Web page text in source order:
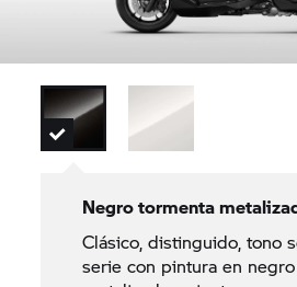
Negro tormenta
Clásico, distinguido, tono
serie con pintura en